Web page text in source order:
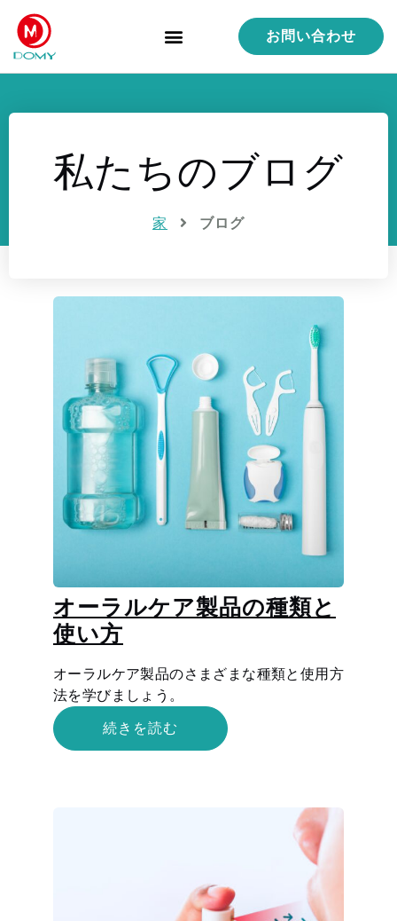
お問い合わせ
私たちのブログ
家 ブログ
オーラルケア製品の種類と
使い方
オーラルケア製品のさまざまな種類と使用方
法を学びましょう。
続きを読む